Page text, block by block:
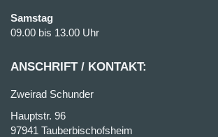
Samstag
09.00 bis 13.00 Uhr
ANSCHRIFT / KONTAKT:
Zweirad Schunder
Hauptstr. 96
97941 Tauberbischofsheim